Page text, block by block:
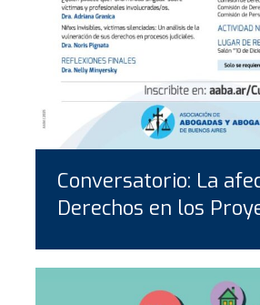
Conversatorio: La
Derechos en los